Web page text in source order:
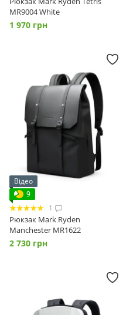
MR9004 White
1 970 грн
Відео
9
1
Рюкзак Mark Ryden
Manchester MR1622
2 730 грн